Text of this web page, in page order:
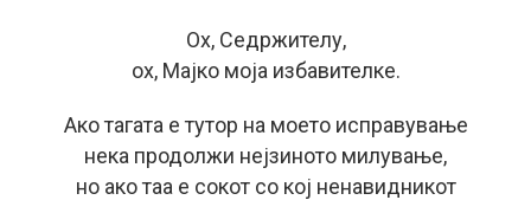
Ох, Седржителу,
ох, Мајко моја избавителке.
Ако тагата е тутор на моето исправување
нека продолжи нејзиното милување,
но ако таа е сокот со кој ненавидникот